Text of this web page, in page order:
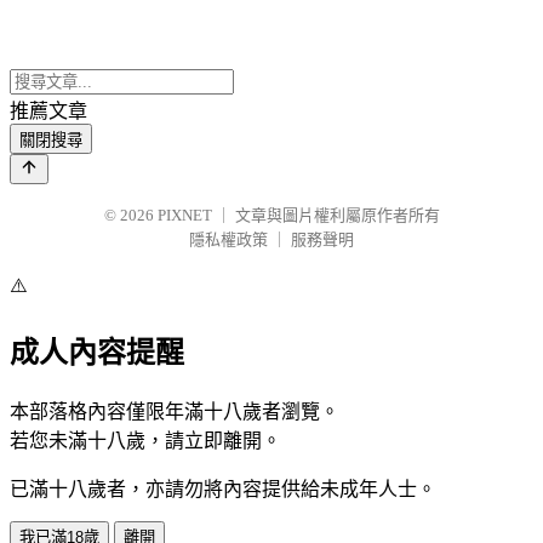
推薦文章
關閉搜尋
© 2026 PIXNET
文章與圖片權利屬原作者所有
隱私權政策
服務聲明
⚠️
成人內容提醒
本部落格內容僅限年滿十八歲者瀏覽。
若您未滿十八歲，請立即離開。
已滿十八歲者，亦請勿將內容提供給未成年人士。
我已滿18歲 離開